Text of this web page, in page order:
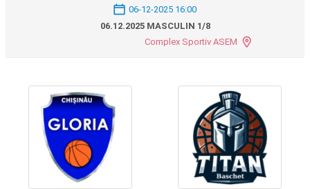
06-12-2025 16:00
06.12.2025 MASCULIN 1/8
Complex Sportiv ASEM